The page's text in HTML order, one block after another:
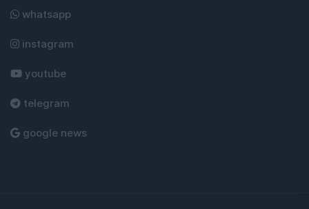
whatsapp
instagram
youtube
telegram
google news